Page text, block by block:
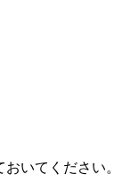
いてください。